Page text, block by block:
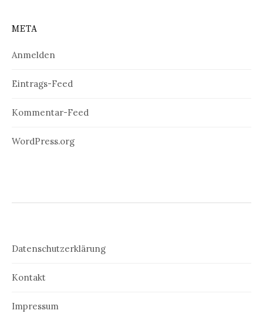
META
Anmelden
Eintrags-Feed
Kommentar-Feed
WordPress.org
Datenschutzerklärung
Kontakt
Impressum